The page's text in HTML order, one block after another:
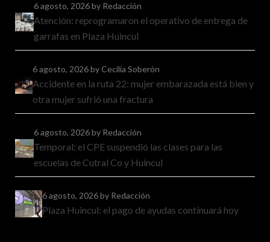
6 agosto, 2026by Redacción
Atención: reprogramaron el operativo de entrega de
garrafas en Plaza Huincul
6 agosto, 2026by Cecilia Soberón
Accidente en la ruta 22: mujer embarazada está bien y
otra mujer sufrió una fractura
6 agosto, 2026by Redacción
Temporal: el CPE suspendió las clases para las
escuelas de Cutral Co y Huincul
6 agosto, 2026by Redacción
Plaza Huincul: el pago de ayudas continuará hoy